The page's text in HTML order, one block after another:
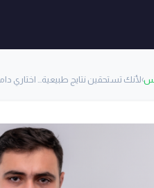
›لأنك تستحقين نتايج طبيعية… اختاري